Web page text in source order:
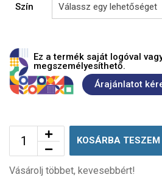
Szín
Ez a termék saját logóval
megszemélyesíthető.
Árajánlatot
KOSÁRBA TESZEM
Vásárolj többet, kevesebbért!